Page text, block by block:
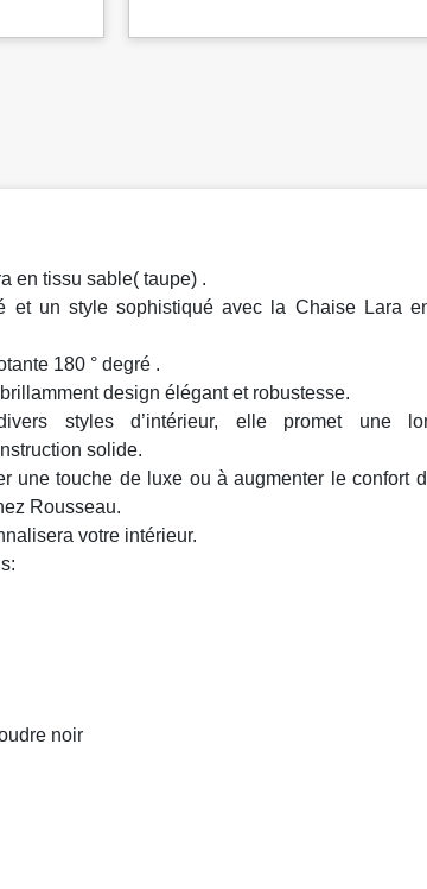
en tissu sable( taupe) .
et un style sophistiqué avec la Chaise Lara
180 ° degré .
design élégant et robustesse.
styles d’intérieur, elle promet une
solide.
une touche de luxe ou à augmenter le confort
Rousseau.
votre intérieur.
noir